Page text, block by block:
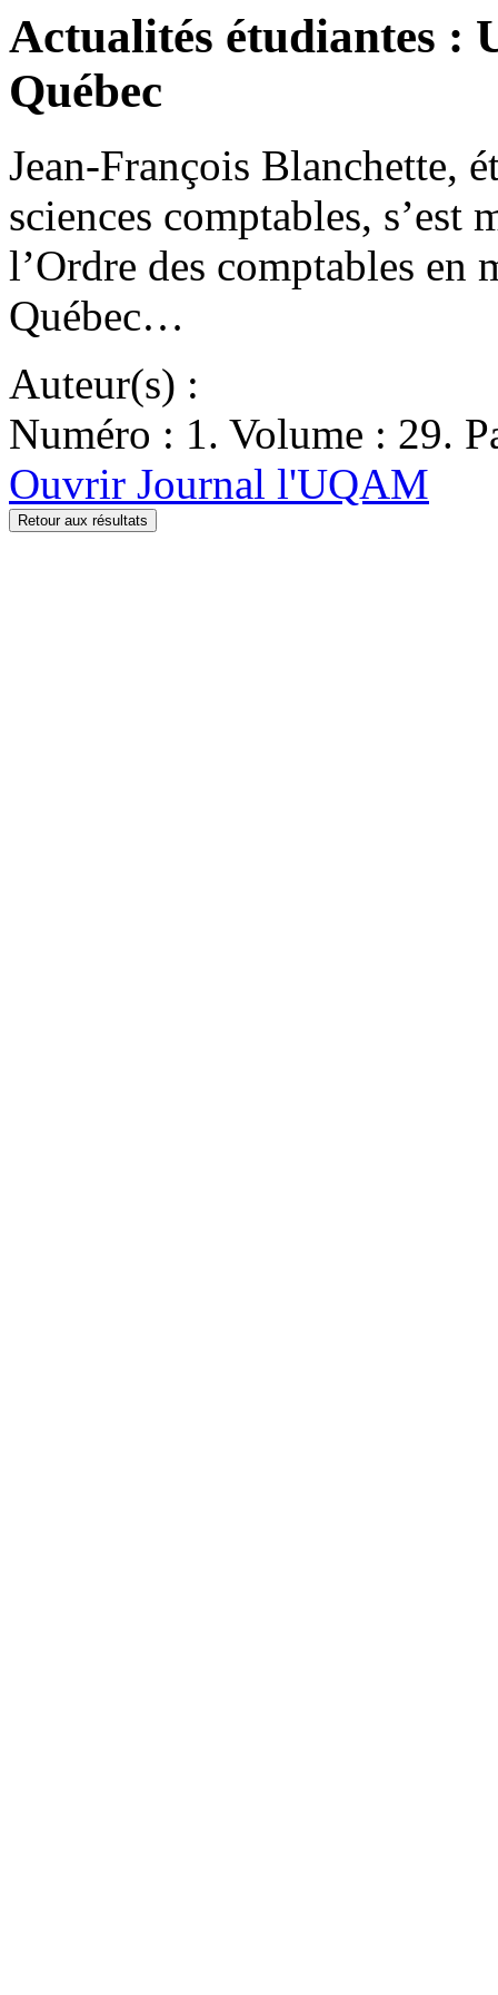
Actualités étudiantes :
Québec
Jean-François Blanchette,
sciences comptables, s’est
l’Ordre des comptables en
Québec…
Auteur(s) :
Numéro : 1. Volume : 29.
Ouvrir Journal l'UQAM
Retour aux résultats